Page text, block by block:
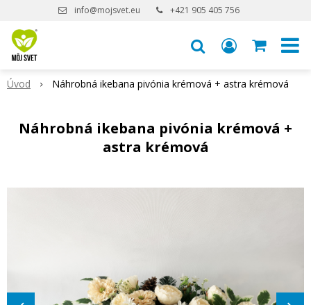
info@mojsvet.eu +421 905 405 756
Úvod Náhrobná ikebana pivónia krémová + astra krémová
Náhrobná ikebana pivónia krémová +
astra krémová